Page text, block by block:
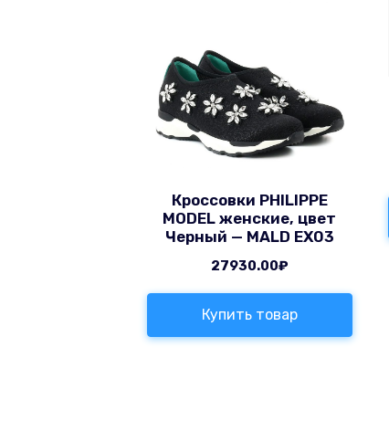
Кроссовки PHILIPPE
MODEL женские, цвет
Черный — MALD EX03
27930.00₽
Купить товар